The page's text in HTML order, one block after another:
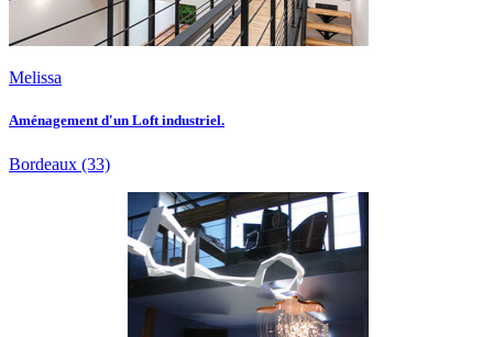
Melissa
Aménagement d'un Loft industriel.
Bordeaux (33)